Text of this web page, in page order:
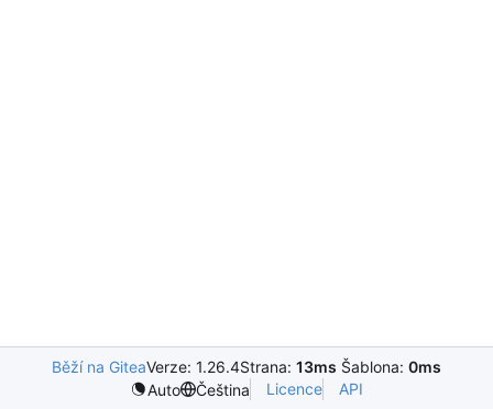
Běží na GiteaVerze: 1.26.4Strana: 13ms Šablona: 0ms
Auto
Čeština Licence API